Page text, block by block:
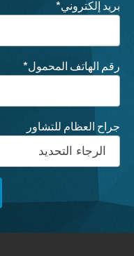
بريد إلكتروني*
رقم الهاتف المحمول*
جراح العظام للتشاور